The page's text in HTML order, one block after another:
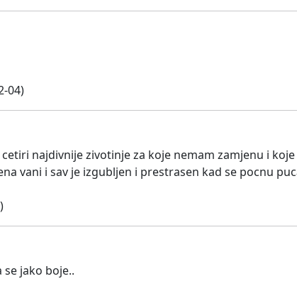
04)
najdivnije zivotinje za koje nemam zamjenu i
vani i sav je izgubljen i prestrasen kad se pocnu
se jako boje..